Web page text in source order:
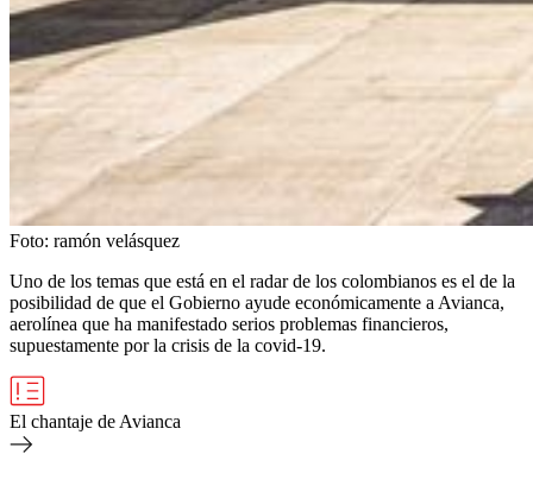
Foto: ramón velásquez
Uno de los temas que está en el radar de los colombianos es el de la
posibilidad de que el Gobierno ayude económicamente a Avianca,
aerolínea que ha manifestado serios problemas financieros,
supuestamente por la crisis de la covid-19.
El chantaje de Avianca